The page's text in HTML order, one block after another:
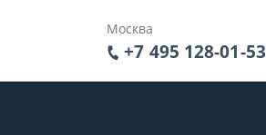
Москва
+7 495 128-01-53